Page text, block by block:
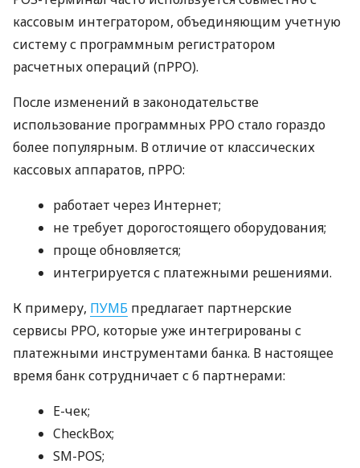
кассовым интегратором, объединяющим учетную
систему с программным регистратором
расчетных операций (пРРО).
После изменений в законодательстве
использование программных РРО стало гораздо
более популярным. В отличие от классических
кассовых аппаратов, пРРО:
работает через Интернет;
не требует дорогостоящего оборудования;
проще обновляется;
интегрируется с платежными решениями.
К примеру, ПУМБ предлагает партнерские
сервисы РРО, которые уже интегрированы с
платежными инструментами банка. В настоящее
время банк сотрудничает с 6 партнерами:
E-чек;
CheckBox;
SM-POS;